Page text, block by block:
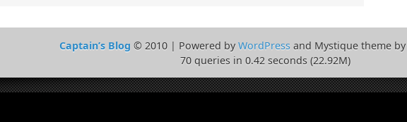
Captain’s Blog © 2010 | Powered byWordPress and Mystique theme by
70 queries in 0.42 seconds (22.92M)